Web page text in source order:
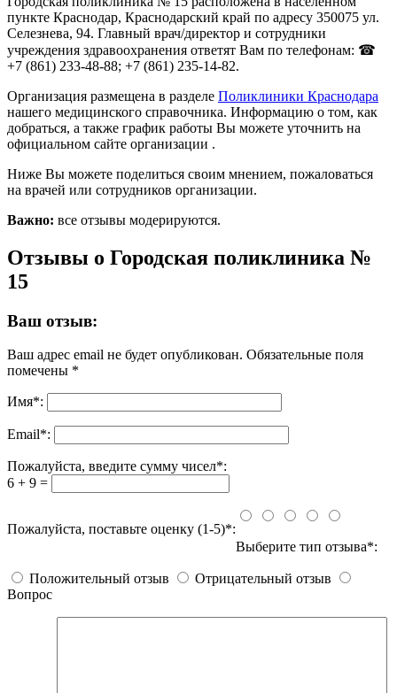
пункте Краснодар, Краснодарский край по адресу 350075 ул.
Селезнева, 94. Главный врач/директор и сотрудники
учреждения здравоохранения ответят Вам по телефонам: ☎
+7 (861) 233-48-88; +7 (861) 235-14-82.
Организация размещена в разделе Поликлиники Краснодара
нашего медицинского справочника. Информацию о том, как
добраться, а также график работы Вы можете уточнить на
официальном сайте организации .
Ниже Вы можете поделиться своим мнением, пожаловаться
на врачей или сотрудников организации.
Важно: все отзывы модерируются.
Отзывы о Городская поликлиника №
15
Ваш отзыв:
Ваш адрес email не будет опубликован. Обязательные поля
помечены *
Имя*:
Email*:
Пожалуйста, введите сумму чисел*:
6 + 9 =
Пожалуйста, поставьте оценку (1-5)*:
Выберите тип отзыва*:
Положительный отзыв
Отрицательный отзыв
Вопрос